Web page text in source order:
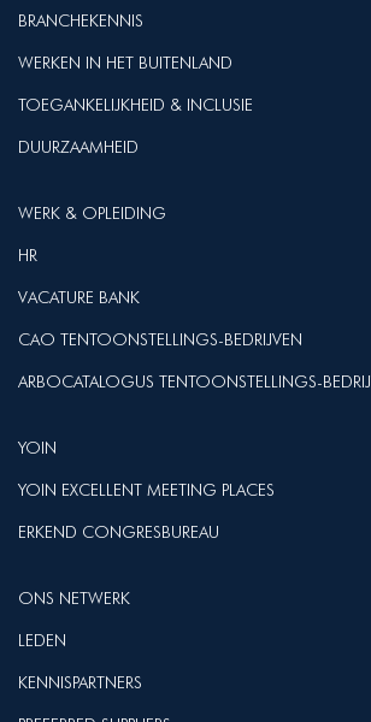
BRANCHEKENNIS
WERKEN IN HET BUITENLAND
TOEGANKELIJKHEID & INCLUSIE
DUURZAAMHEID
WERK & OPLEIDING
HR
VACATURE BANK
CAO TENTOONSTELLINGS-BEDRIJVEN
ARBOCATALOGUS TENTOONSTELLINGS-
YOIN
YOIN EXCELLENT MEETING PLACES
ERKEND CONGRESBUREAU
ONS NETWERK
LEDEN
KENNISPARTNERS